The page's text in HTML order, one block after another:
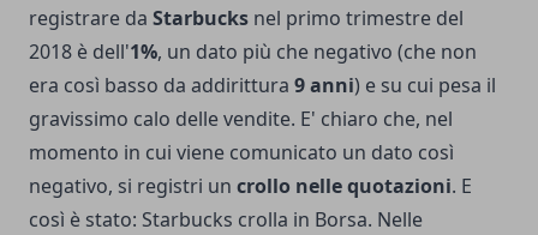
registrare da Starbucks nel primo trimestre del
2018 è dell'1%, un dato più che negativo (che non
era così basso da addirittura 9 anni) e su cui pesa il
gravissimo calo delle vendite. E' chiaro che, nel
momento in cui viene comunicato un dato così
negativo, si registri un crollo nelle quotazioni. E
così è stato: Starbucks crolla in Borsa. Nelle